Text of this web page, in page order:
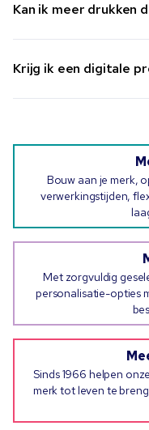
Kan ik meer drukken
Krijg ik een digitale
Bouw aan je merk,
verwerkingstijden,
Met zorgvuldig
personalisatie-opties
Sinds 1966 helpen
merk tot leven te